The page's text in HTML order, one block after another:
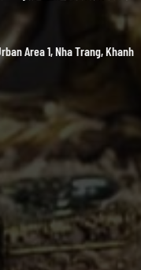
Area 1, Nha Trang, Khanh